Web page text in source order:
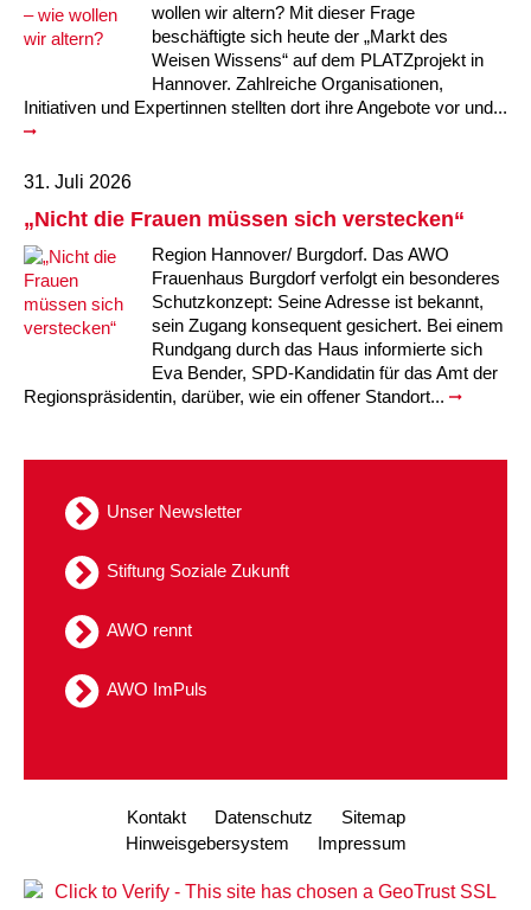
wollen wir altern? Mit dieser Frage
beschäftigte sich heute der „Markt des
Weisen Wissens“ auf dem PLATZprojekt in
Hannover. Zahlreiche Organisationen,
Initiativen und Expertinnen stellten dort ihre Angebote vor und...
31. Juli 2026
„Nicht die Frauen müssen sich verstecken“
Region Hannover/ Burgdorf. Das AWO
Frauenhaus Burgdorf verfolgt ein besonderes
Schutzkonzept: Seine Adresse ist bekannt,
sein Zugang konsequent gesichert. Bei einem
Rundgang durch das Haus informierte sich
Eva Bender, SPD-Kandidatin für das Amt der
Regionspräsidentin, darüber, wie ein offener Standort...
Unser Newsletter
Stiftung Soziale Zukunft
AWO rennt
AWO ImPuls
Kontakt Datenschutz
Sitemap
Hinweisgebersystem
Impressum